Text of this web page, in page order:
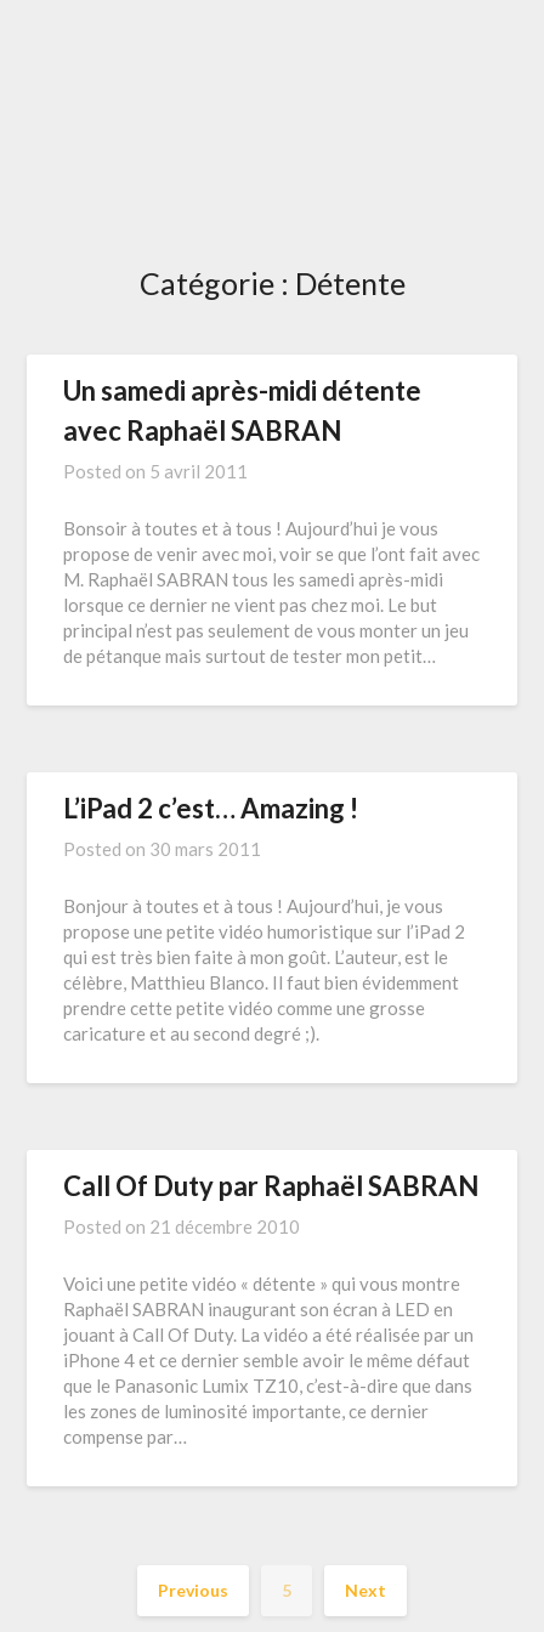
Catégorie : Détente
Un samedi après-midi détente
avec Raphaël SABRAN
Posted on 5 avril 2011
Bonsoir à toutes et à tous ! Aujourd’hui je vous
propose de venir avec moi, voir se que l’ont fait avec
M. Raphaël SABRAN tous les samedi après-midi
lorsque ce dernier ne vient pas chez moi. Le but
principal n’est pas seulement de vous monter un jeu
de pétanque mais surtout de tester mon petit…
L’iPad 2 c’est… Amazing !
Posted on 30 mars 2011
Bonjour à toutes et à tous ! Aujourd’hui, je vous
propose une petite vidéo humoristique sur l’iPad 2
qui est très bien faite à mon goût. L’auteur, est le
célèbre, Matthieu Blanco. Il faut bien évidemment
prendre cette petite vidéo comme une grosse
caricature et au second degré ;).
Call Of Duty par Raphaël SABRAN
Posted on 21 décembre 2010
Voici une petite vidéo « détente » qui vous montre
Raphaël SABRAN inaugurant son écran à LED en
jouant à Call Of Duty. La vidéo a été réalisée par un
iPhone 4 et ce dernier semble avoir le même défaut
que le Panasonic Lumix TZ10, c’est-à-dire que dans
les zones de luminosité importante, ce dernier
compense par…
Previous 5 Next